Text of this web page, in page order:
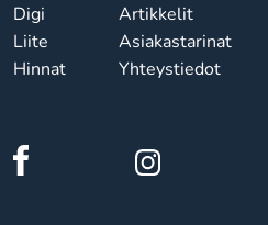
Digi
Liite
Hinnat
Artikkelit
Asiakastarinat
Yhteystiedot